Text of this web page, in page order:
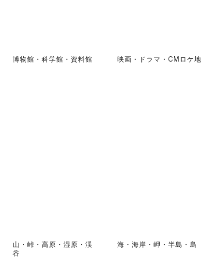
博物館・科学館・資料館 映画・ドラマ・CMロケ地
山・峠・高原・湿原・渓
谷
海・海岸・岬・半島・島